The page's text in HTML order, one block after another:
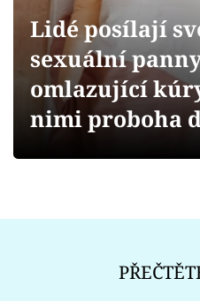
Videa
Sledujte prima+
Lidé posílají
sexuální
omlazující
nimi proboha